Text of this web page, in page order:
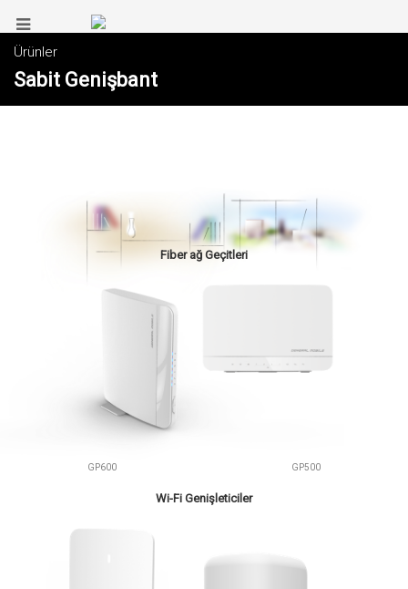
Ürünler
Sabit Genişbant
Fiber ağ Geçitleri
GP600 GP500
Wi-Fi Genişleticiler